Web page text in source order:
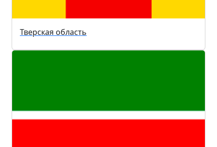
Тверская область